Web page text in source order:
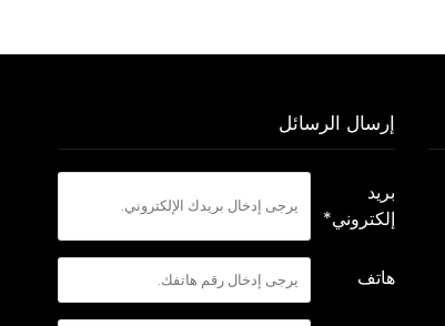
إرسال الرسائل
بريد
إلكتروني*
هاتف